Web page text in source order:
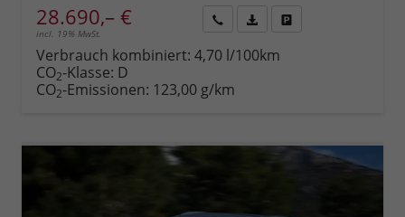
28.690,– €
incl. 19% MwSt.
anfordern
Datei,
Verbrauch kombiniert: 4,70 l/100km
CO2-Klasse: D
CO2-Emissionen: 123,00 g/km